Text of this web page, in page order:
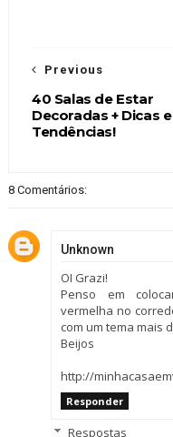
Previous
40 Salas de Estar
Decoradas + Dicas e
Tendências!
8 Comentários:
Unknown
OI Grazi!
Penso em
vermelha no
com um tema mais
Beijos
http://
Responder
Respostas